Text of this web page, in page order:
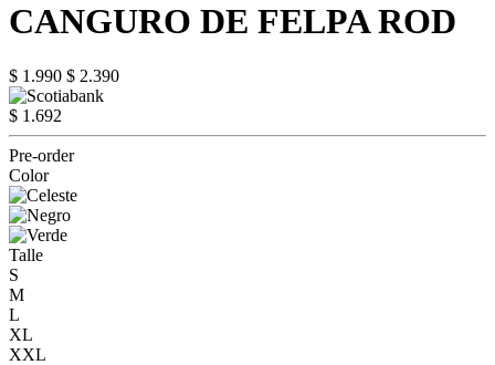
CANGURO DE FELPA ROD
$ 1.990 $ 2.390
$ 1.692
Pre-order
Color
Talle
S
M
L
XL
XXL